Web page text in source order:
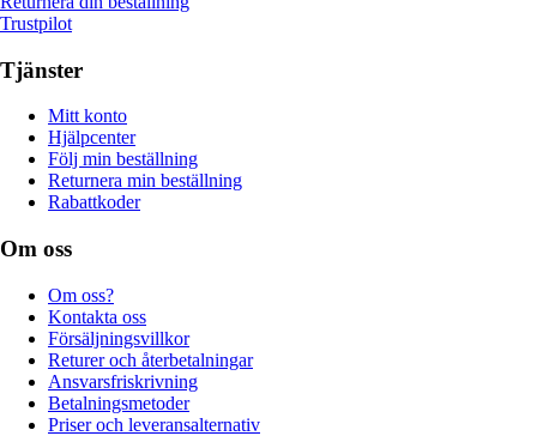
Trustpilot
Tjänster
Mitt konto
Hjälpcenter
Följ min beställning
Returnera min beställning
Rabattkoder
Om oss
Om oss?
Kontakta oss
Försäljningsvillkor
Returer och återbetalningar
Ansvarsfriskrivning
Betalningsmetoder
Priser och leveransalternativ